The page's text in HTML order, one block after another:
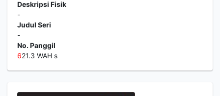
Deskripsi Fisik
-
Judul Seri
-
No. Panggil
621.3 WAH s